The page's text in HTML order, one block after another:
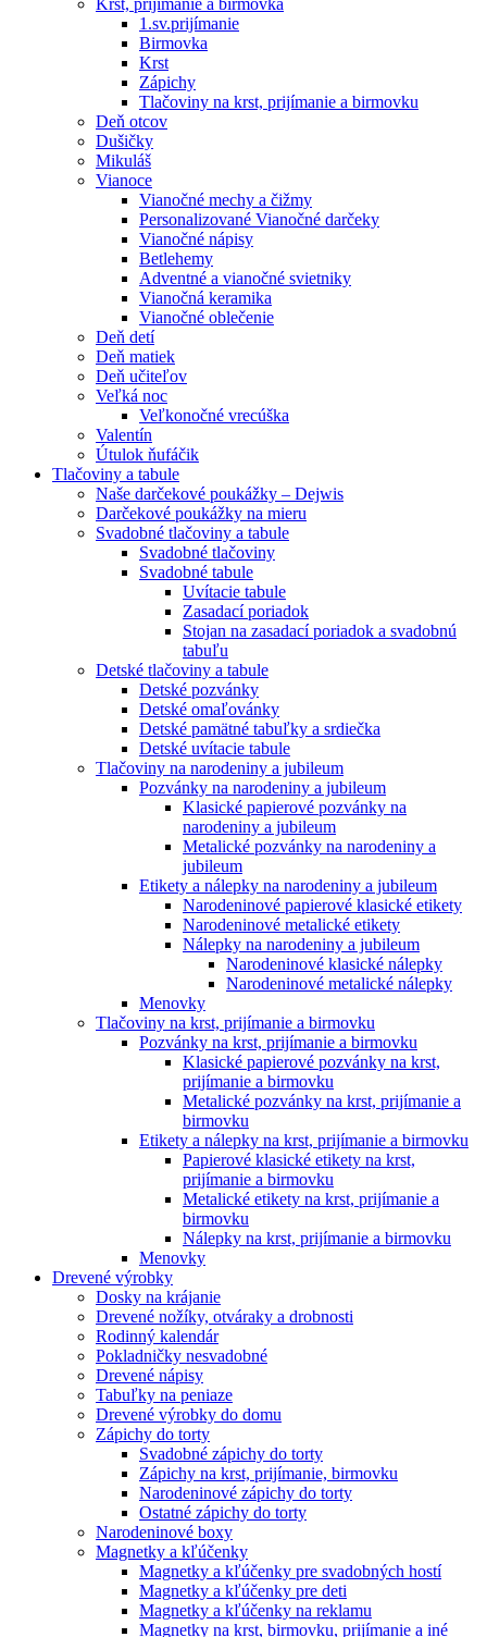
Krst, prijímanie a birmovka
1.sv.prijímanie
Birmovka
Krst
Zápichy
Tlačoviny na krst, prijímanie a birmovku
Deň otcov
Dušičky
Mikuláš
Vianoce
Vianočné mechy a čižmy
Personalizované Vianočné darčeky
Vianočné nápisy
Betlehemy
Adventné a vianočné svietniky
Vianočná keramika
Vianočné oblečenie
Deň detí
Deň matiek
Deň učiteľov
Veľká noc
Veľkonočné vrecúška
Valentín
Útulok ňufáčik
Tlačoviny a tabule
Naše darčekové poukážky – Dejwis
Darčekové poukážky na mieru
Svadobné tlačoviny a tabule
Svadobné tlačoviny
Svadobné tabule
Uvítacie tabule
Zasadací poriadok
Stojan na zasadací poriadok a svadobnú
tabuľu
Detské tlačoviny a tabule
Detské pozvánky
Detské omaľovánky
Detské pamätné tabuľky a srdiečka
Detské uvítacie tabule
Tlačoviny na narodeniny a jubileum
Pozvánky na narodeniny a jubileum
Klasické papierové pozvánky na
narodeniny a jubileum
Metalické pozvánky na narodeniny a
jubileum
Etikety a nálepky na narodeniny a jubileum
Narodeninové papierové klasické etikety
Narodeninové metalické etikety
Nálepky na narodeniny a jubileum
Narodeninové klasické nálepky
Narodeninové metalické nálepky
Menovky
Tlačoviny na krst, prijímanie a birmovku
Pozvánky na krst, prijímanie a birmovku
Klasické papierové pozvánky na krst,
prijímanie a birmovku
Metalické pozvánky na krst, prijímanie a
birmovku
Etikety a nálepky na krst, prijímanie a birmovku
Papierové klasické etikety na krst,
prijímanie a birmovku
Metalické etikety na krst, prijímanie a
birmovku
Nálepky na krst, prijímanie a birmovku
Menovky
Drevené výrobky
Dosky na krájanie
Drevené nožíky, otváraky a drobnosti
Rodinný kalendár
Pokladničky nesvadobné
Drevené nápisy
Tabuľky na peniaze
Drevené výrobky do domu
Zápichy do torty
Svadobné zápichy do torty
Zápichy na krst, prijímanie, birmovku
Narodeninové zápichy do torty
Ostatné zápichy do torty
Narodeninové boxy
Magnetky a kľúčenky
Magnetky a kľúčenky pre svadobných hostí
Magnetky a kľúčenky pre deti
Magnetky a kľúčenky na reklamu
Magnetky na krst, birmovku, prijímanie a iné